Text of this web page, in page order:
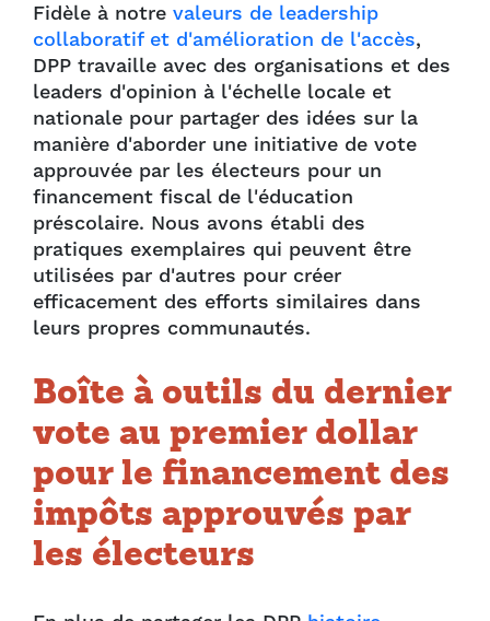
Fidèle à notre valeurs de leadership
collaboratif et d'amélioration de l'accès,
DPP travaille avec des organisations et des
leaders d'opinion à l'échelle locale et
nationale pour partager des idées sur la
manière d'aborder une initiative de vote
approuvée par les électeurs pour un
financement fiscal de l'éducation
préscolaire. Nous avons établi des
pratiques exemplaires qui peuvent être
utilisées par d'autres pour créer
efficacement des efforts similaires dans
leurs propres communautés.
Boîte à outils du dernier
vote au premier dollar
pour le financement des
impôts approuvés par
les électeurs